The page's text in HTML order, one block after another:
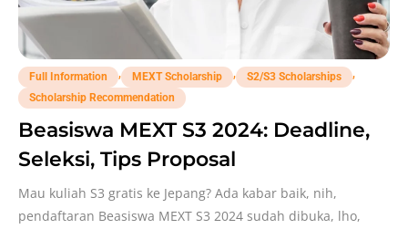
Full Information , MEXT Scholarship , S2/S3 Scholarships
,
Scholarship Recommendation
Beasiswa MEXT S3 2024: Deadline,
Seleksi, Tips Proposal
Mau kuliah S3 gratis ke Jepang? Ada kabar baik, nih,
pendaftaran Beasiswa MEXT S3 2024 sudah dibuka, lho,